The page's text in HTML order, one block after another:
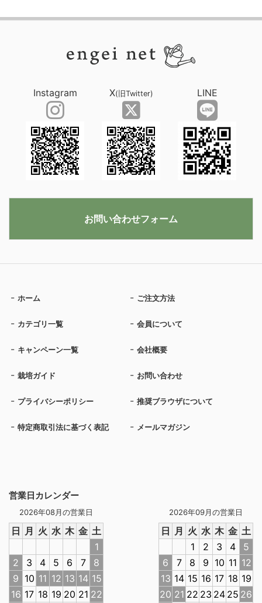
営業日カレンダー
2026年08月の営業日
日 月 火 水 木 金 土
1
2
3 4 5 6 7
8
9 10 11 12 13 14 15
16 17 18 19 20 21 22
2026年09月の営業日
日 月 火 水 木 金 土
1
2 3 4
5
6
7 8 9 10 11 12
13 14 15 16 17 18 19
20 21 22 23 24 25 26
ホーム ご注文方法
カテゴリ一覧 会員について
キャンペーン一覧 会社概要
栽培ガイド お問い合わせ
プライバシーポリシー 推奨ブラウザについて
特定商取引法に基づく表記 メールマガジン
Instagram X(旧Twitter) LINE
お問い合わせフォーム